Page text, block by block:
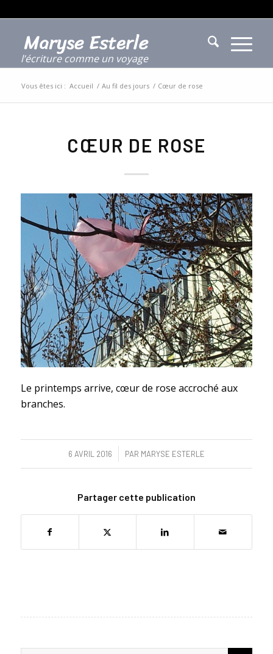
l’écriture comme un voyage
Vous êtes ici : Accueil / Au fil des jours / Cœur de rose
CŒUR DE ROSE
Le printemps arrive, cœur de rose accroché aux
branches.
6 AVRIL 2016
/ PAR MARYSE ESTERLE
Partager cette publication